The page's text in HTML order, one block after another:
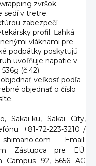
zvršok
sedí v tretre.
zabezpečí
profil. Ľahká
vláknami pre
podpätky poskytujú
uvoľňuje napätie v
(č.42).
veľkosť podľa
objednať o číslo
Sakai-ku, Sakai City,
+81-72-223-3210 /
shimano.com Email:
Zástupca pre EÚ:
Campus 92, 5656 AG